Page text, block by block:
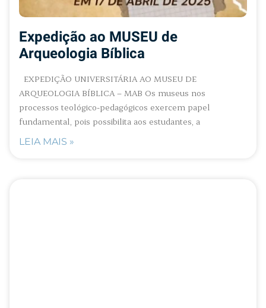
Expedição ao MUSEU de
Arqueologia Bíblica
EXPEDIÇÃO UNIVERSITÁRIA AO MUSEU DE
ARQUEOLOGIA BÍBLICA – MAB Os museus nos
processos teológico-pedagógicos exercem papel
fundamental, pois possibilita aos estudantes, a
LEIA MAIS »